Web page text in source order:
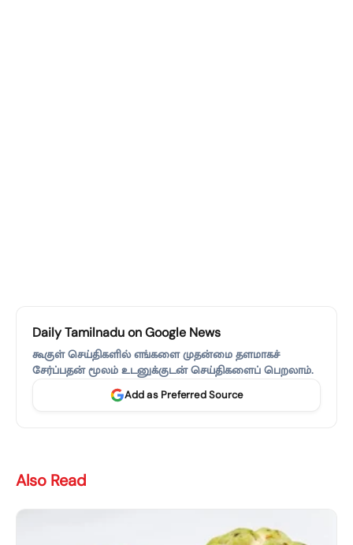
Daily Tamilnadu on Google News
கூகுள் செய்திகளில் எங்களை முதன்மை தளமாகச்
சேர்ப்பதன் மூலம் உடனுக்குடன் செய்திகளைப் பெறலாம்.
Add as Preferred Source
Also Read